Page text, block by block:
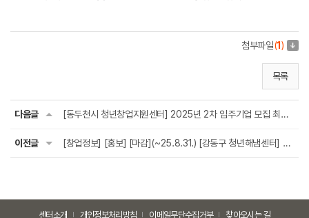
첨부파일(1)
목록
다음글 [동두천시 청년창업지원센터] 2025년 2차 입주기업 모집 최종결과 알림
이전글 [창업정보] [홍보] [마감](~25.8.31.) [강동구 청년해냄센터] 취약분야 상시 컨설팅 2025년 8...
센터소개 개인정보처리방침 이메일무단수집거부 찾아오시는 길